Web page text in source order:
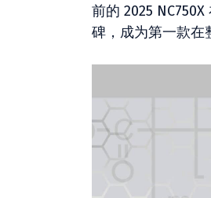
前的 2025
碑，成为第一款在